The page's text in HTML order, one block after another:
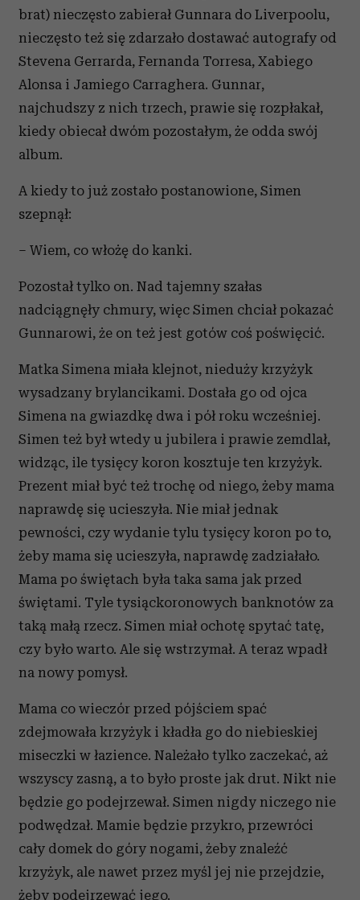
brat) nieczęsto zabierał Gunnara do Liverpoolu,
nieczęsto też się zdarzało dostawać autografy od
Stevena Gerrarda, Fernanda Torresa, Xabiego
Alonsa i Jamiego Carraghera. Gunnar,
najchudszy z nich trzech, prawie się rozpłakał,
kiedy obiecał dwóm pozostałym, że odda swój
album.
A kiedy to już zostało postanowione, Simen
szepnął:
– Wiem, co włożę do kanki.
Pozostał tylko on. Nad tajemny szałas
nadciągnęły chmury, więc Simen chciał pokazać
Gunnarowi, że on też jest gotów coś poświęcić.
Matka Simena miała klejnot, nieduży krzyżyk
wysadzany brylancikami. Dostała go od ojca
Simena na gwiazdkę dwa i pół roku wcześniej.
Simen też był wtedy u jubilera i prawie zemdlał,
widząc, ile tysięcy koron kosztuje ten krzyżyk.
Prezent miał być też trochę od niego, żeby mama
naprawdę się ucieszyła. Nie miał jednak
pewności, czy wydanie tylu tysięcy koron po to,
żeby mama się ucieszyła, naprawdę zadziałało.
Mama po świętach była taka sama jak przed
świętami. Tyle tysiąckoronowych banknotów za
taką małą rzecz. Simen miał ochotę spytać tatę,
czy było warto. Ale się wstrzymał. A teraz wpadł
na nowy pomysł.
Mama co wieczór przed pójściem spać
zdejmowała krzyżyk i kładła go do niebieskiej
miseczki w łazience. Należało tylko zaczekać, aż
wszyscy zasną, a to było proste jak drut. Nikt nie
będzie go podejrzewał. Simen nigdy niczego nie
podwędzał. Mamie będzie przykro, przewróci
cały domek do góry nogami, żeby znaleźć
krzyżyk, ale nawet przez myśl jej nie przejdzie,
żeby podejrzewać jego.